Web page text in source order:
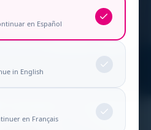
en Español
in English
en Français